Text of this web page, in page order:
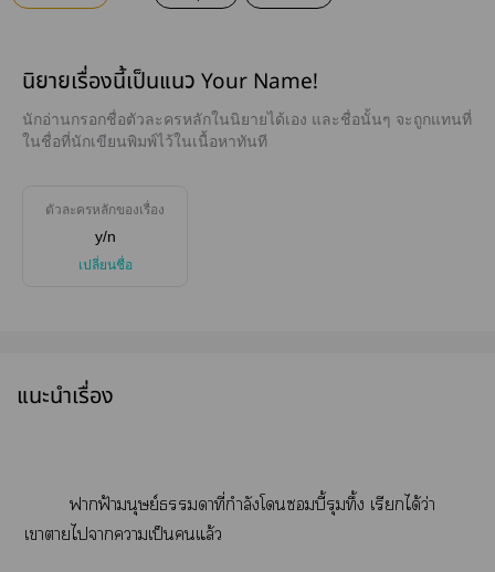
นิยายเรื่องนี้เป็นแนว Your Name!
นักอ่านกรอกชื่อตัวละครหลักในนิยายได้เอง และชื่อนั้นๆ จะถูกแทนที่
ในชื่อที่นักเขียนพิมพ์ไว้ในเนื้อหาทันที
ตัวละครหลักของเรื่อง
y/n
เปลี่ยนชื่อ
แนะนำเรื่อง
าฟ้ามนุษย์าที่กำลังโบี้รุมทึ้ง เรียกได้ว่า
เาาไาาเป็นแล้ว